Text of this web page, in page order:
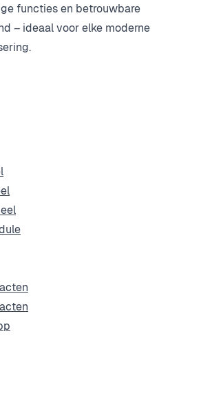
functies en betrouwbare
– ideaal voor elke moderne